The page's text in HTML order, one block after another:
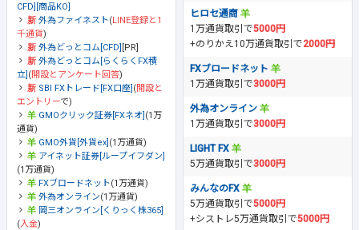
CFD][商品KO]
外為ファイネスト(LINE登録と1
千通貨)
外為どっとコム[CFD] [PR]
外為どっとコム[らくらくFX積
立] (開設とアンケート回答)
SBI FXトレード[FX口座] (開設と
エントリーで)
GMOクリック証券[FXネオ] (1万
通貨)
GMO外貨[外貨ex] (1万通貨)
アイネット証券[ループイフダン]
(1万通貨)
FXブロードネット(1万通貨)
外為オンライン(1万通貨)
岡三オンライン[くりっく株365]
(入金)
ヒロセ通商
1万通貨取引で5000円
+のりかえ10万通貨取引で2000円
FXブロードネット
1万通貨取引で3000円
外為オンライン
1万通貨取引で3000円
LIGHT FX
5万通貨取引で3000円
みんなのFX
5万通貨取引で5000円
+シストレ5万通貨取引で5000円